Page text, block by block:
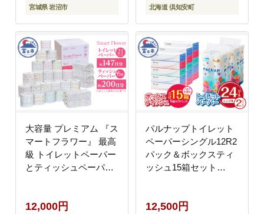
宮城県 岩沼市
福祉用品 フェイシャル
北海道 倶知安町
大容量 プレミアム 『ス
マートフラワー』 最高
級 トイレットペーパー
とティッシュペーパー
12,000円
パルナップトイレット
ペーパーシングル12R2
パック＆ボックスティ
ッシュ15箱セット
12,500円